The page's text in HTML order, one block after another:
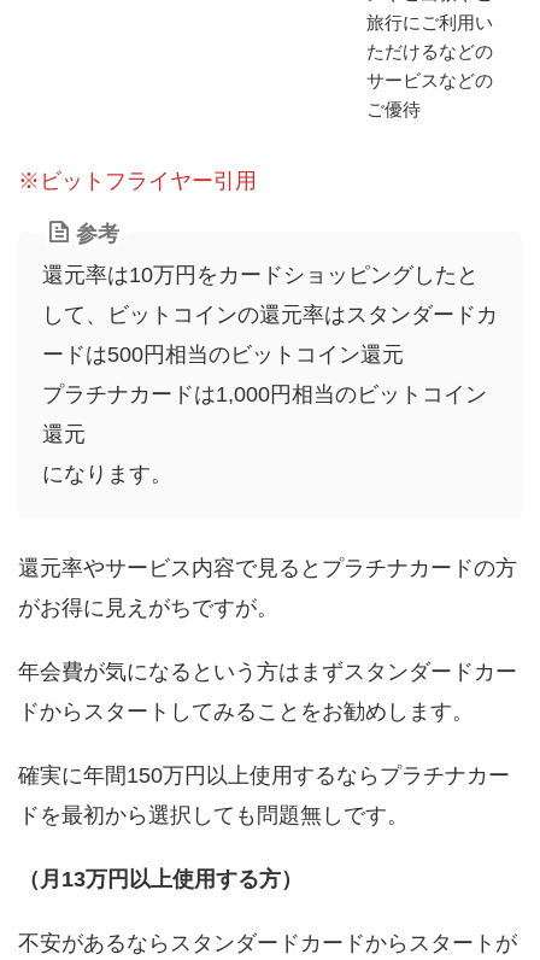
旅行にご利用い
ただけるなどの
サービスなどの
ご優待
※ビットフライヤー引用
参考
還元率は10万円をカードショッピングしたと
して、ビットコインの還元率はスタンダードカ
ードは500円相当のビットコイン還元
プラチナカードは1,000円相当のビットコイン
還元
になります。
還元率やサービス内容で見るとプラチナカードの方
がお得に見えがちですが。
年会費が気になるという方はまずスタンダードカー
ドからスタートしてみることをお勧めします。
確実に年間150万円以上使用するならプラチナカー
ドを最初から選択しても問題無しです。
（月13万円以上使用する方）
不安があるならスタンダードカードからスタートが